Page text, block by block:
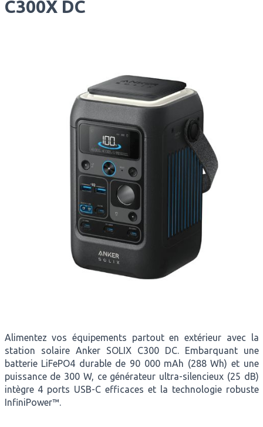
C300X DC
Alimentez vos équipements partout en extérieur avec la
station solaire Anker SOLIX C300 DC. Embarquant une
batterie LiFePO4 durable de 90 000 mAh (288 Wh) et une
puissance de 300 W, ce générateur ultra-silencieux (25 dB)
intègre 4 ports USB-C efficaces et la technologie robuste
InfiniPower™.